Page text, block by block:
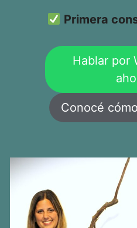
Primera
Hablar por
Conocé